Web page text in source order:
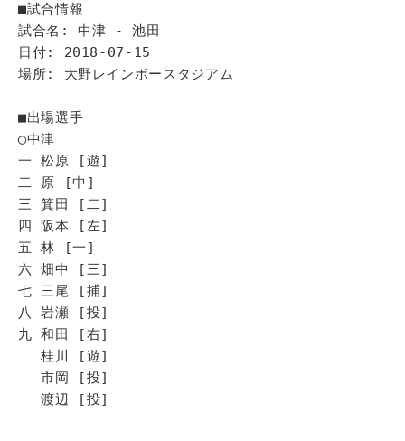
■試合情報
試合名: 中津 - 池田
日付: 2018-07-15
場所: 大野レインボースタジアム
■出場選手
◯中津
一 松原 [遊]
二 原 [中]
三 箕田 [二]
四 阪本 [左]
五 林 [一]
六 畑中 [三]
七 三尾 [捕]
八 岩瀬 [投]
九 和田 [右]
桂川 [遊]
市岡 [投]
渡辺 [投]